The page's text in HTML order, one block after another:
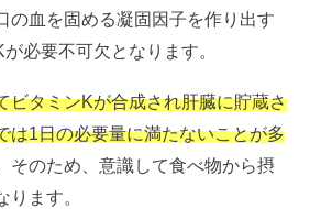
の血を固める凝固因子を作り出す
必要不可欠となります。
ビタミンKが合成され肝臓に貯蔵さ
は1日の必要量に満たないことが多
そのため、意識して食べ物から摂
ます。